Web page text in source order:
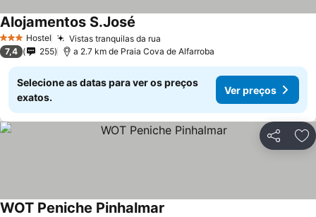
3 EstrelasHostel Vistas tranquilas da rua
Alojamentos S.José
7,4 255 a 2.7 km de Praia Cova de Alfarroba
Selecione as datas para ver os preços
exatos.
Ver preços
Partilhar
WOT Peniche Pinhalmar